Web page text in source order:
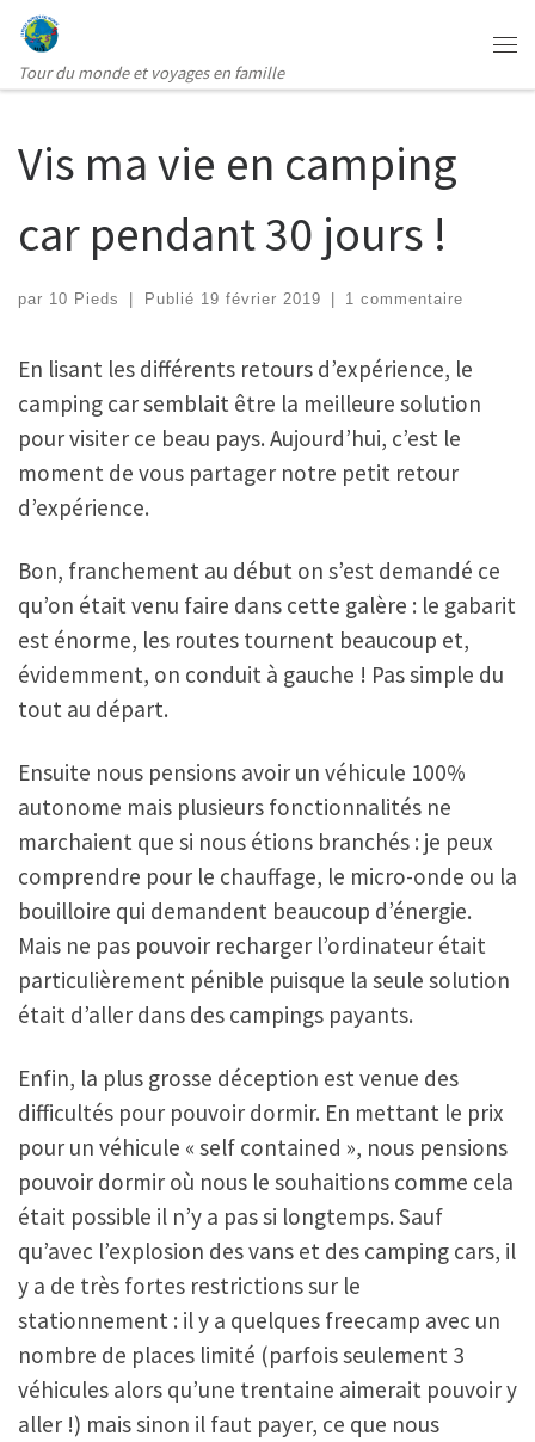
Passer au contenu
Tour du monde et voyages en famille
Vis ma vie en camping
car pendant 30 jours !
par 10 Pieds | Publié 19 février 2019 | 1 commentaire
En lisant les différents retours d’expérience, le
camping car semblait être la meilleure solution
pour visiter ce beau pays. Aujourd’hui, c’est le
moment de vous partager notre petit retour
d’expérience.
Bon, franchement au début on s’est demandé ce
qu’on était venu faire dans cette galère : le gabarit
est énorme, les routes tournent beaucoup et,
évidemment, on conduit à gauche ! Pas simple du
tout au départ.
Ensuite nous pensions avoir un véhicule 100%
autonome mais plusieurs fonctionnalités ne
marchaient que si nous étions branchés : je peux
comprendre pour le chauffage, le micro-onde ou la
bouilloire qui demandent beaucoup d’énergie.
Mais ne pas pouvoir recharger l’ordinateur était
particulièrement pénible puisque la seule solution
était d’aller dans des campings payants.
Enfin, la plus grosse déception est venue des
difficultés pour pouvoir dormir. En mettant le prix
pour un véhicule « self contained », nous pensions
pouvoir dormir où nous le souhaitions comme cela
était possible il n’y a pas si longtemps. Sauf
qu’avec l’explosion des vans et des camping cars, il
y a de très fortes restrictions sur le
stationnement : il y a quelques freecamp avec un
nombre de places limité (parfois seulement 3
véhicules alors qu’une trentaine aimerait pouvoir y
aller !) mais sinon il faut payer, ce que nous